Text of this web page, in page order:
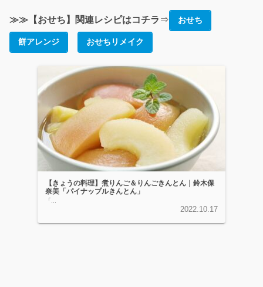
≫≫【おせち】関連レシピはコチラ ⇒ おせち
餅アレンジ おせちリメイク
【きょうの料理】煮りんご＆りんごきんとん｜鈴木保
奈美「パイナップルきんとん」
「...
2022.10.17